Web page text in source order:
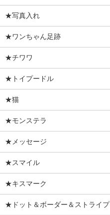
★写真入れ
★ワンちゃん足跡
★チワワ
★トイプードル
★猫
★モンステラ
★メッセージ
★スマイル
★キスマーク
★ドット＆ボーダー＆ストライプ